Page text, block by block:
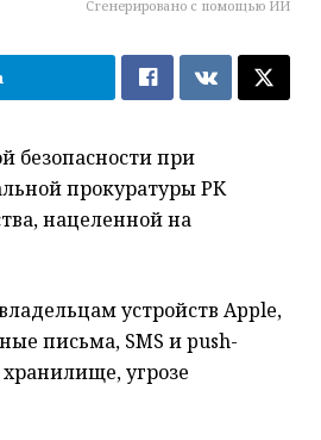
Сгенерировано с помощью ИИ
безопасности при
прокуратуры РК
нацеленной на
устройств Apple,
письма, SMS и push-
угрозе